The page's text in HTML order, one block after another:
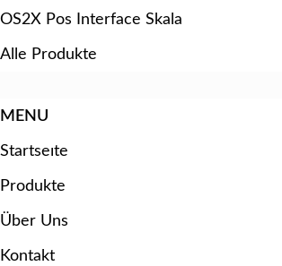
OS2X Pos Interface Skala
Alle Produkte
MENU
Startseıte
Produkte
Über Uns
Kontakt